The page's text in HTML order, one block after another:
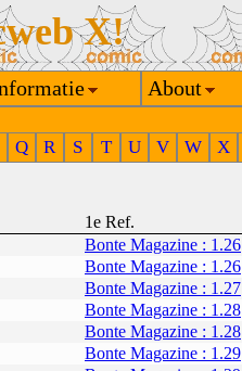
X!
About
Q R S T U V W X
1e Ref.
Bonte Magazine : 1.26
Bonte Magazine : 1.26
Bonte Magazine : 1.27
Bonte Magazine : 1.28
Bonte Magazine : 1.28
Bonte Magazine : 1.29